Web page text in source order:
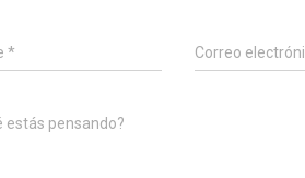
* Correo
estás pensando?